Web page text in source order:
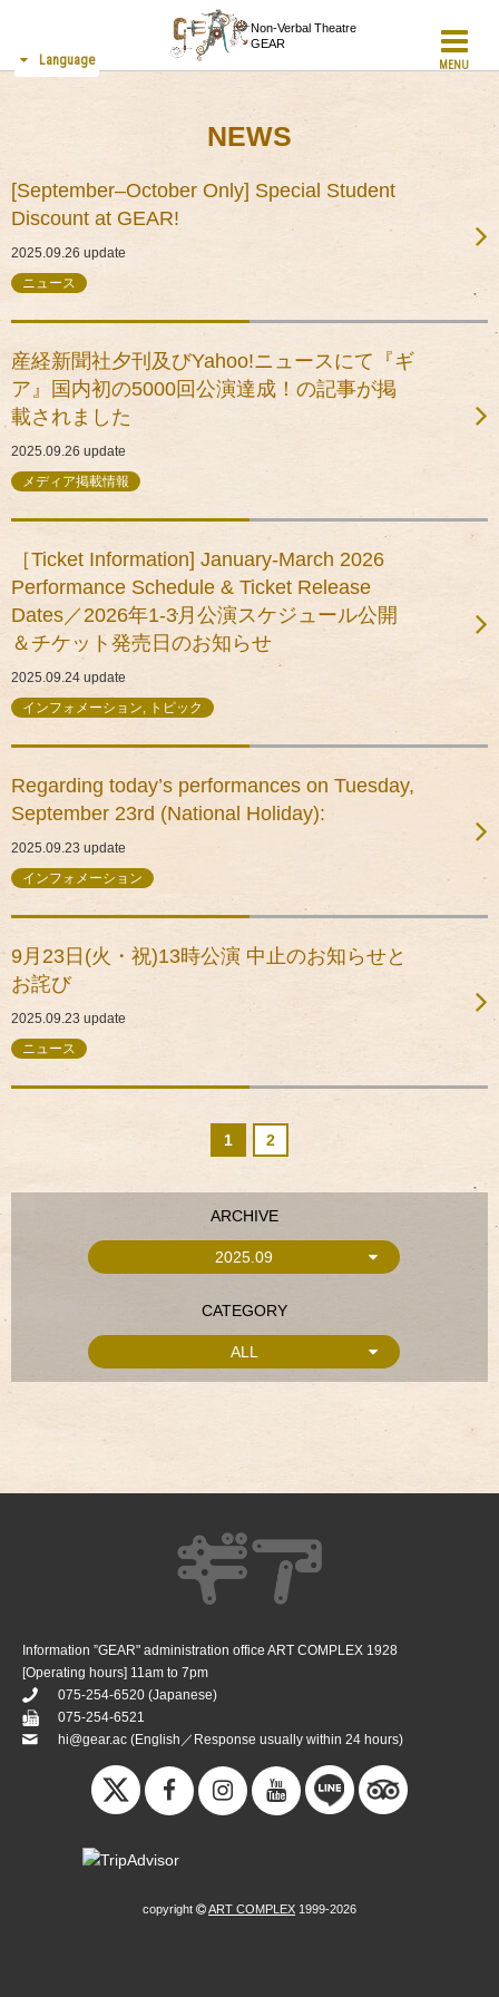
Non-Verbal Theatre
GEAR
MENU
Language
NEWS
[September–October Only] Special Student
Discount at GEAR!
2025.09.26 update
ニュース
産経新聞社夕刊及びYahoo!ニュースにて『ギ
ア』国内初の5000回公演達成！の記事が掲
載されました
2025.09.26 update
メディア掲載情報
［Ticket Information] January-March 2026
Performance Schedule & Ticket Release
Dates／2026年1-3月公演スケジュール公開
＆チケット発売日のお知らせ
2025.09.24 update
インフォメーション, トピック
Regarding today’s performances on Tuesday,
September 23rd (National Holiday):
2025.09.23 update
インフォメーション
9月23日(火・祝)13時公演 中止のお知らせと
お詫び
2025.09.23 update
ニュース
1 2
ARCHIVE
2025.09
CATEGORY
ALL
Information ”GEAR" administration office ART COMPLEX 1928
[Operating hours] 11am to 7pm
075-254-6520 (Japanese)
075-254-6521
hi@gear.ac (English／Response usually within 24 hours)
copyright ART COMPLEX 1999-2026